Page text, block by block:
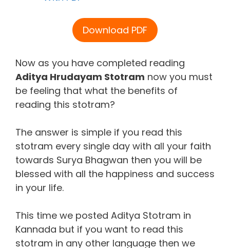
Download PDF
Now as you have completed reading
Aditya Hrudayam Stotram now you must
be feeling that what the benefits of
reading this stotram?
The answer is simple if you read this
stotram every single day with all your faith
towards Surya Bhagwan then you will be
blessed with all the happiness and success
in your life.
This time we posted Aditya Stotram in
Kannada but if you want to read this
stotram in any other language then we